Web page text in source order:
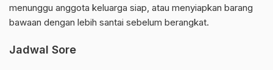
menunggu anggota keluarga siap, atau menyiapkan barang
bawaan dengan lebih santai sebelum berangkat.
Jadwal Sore